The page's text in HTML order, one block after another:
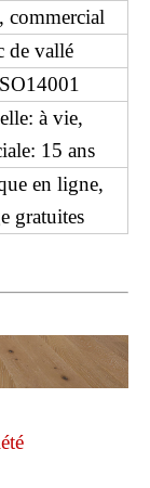
commercial
de vallé
à vie,
15 ans
en ligne,
gratuites